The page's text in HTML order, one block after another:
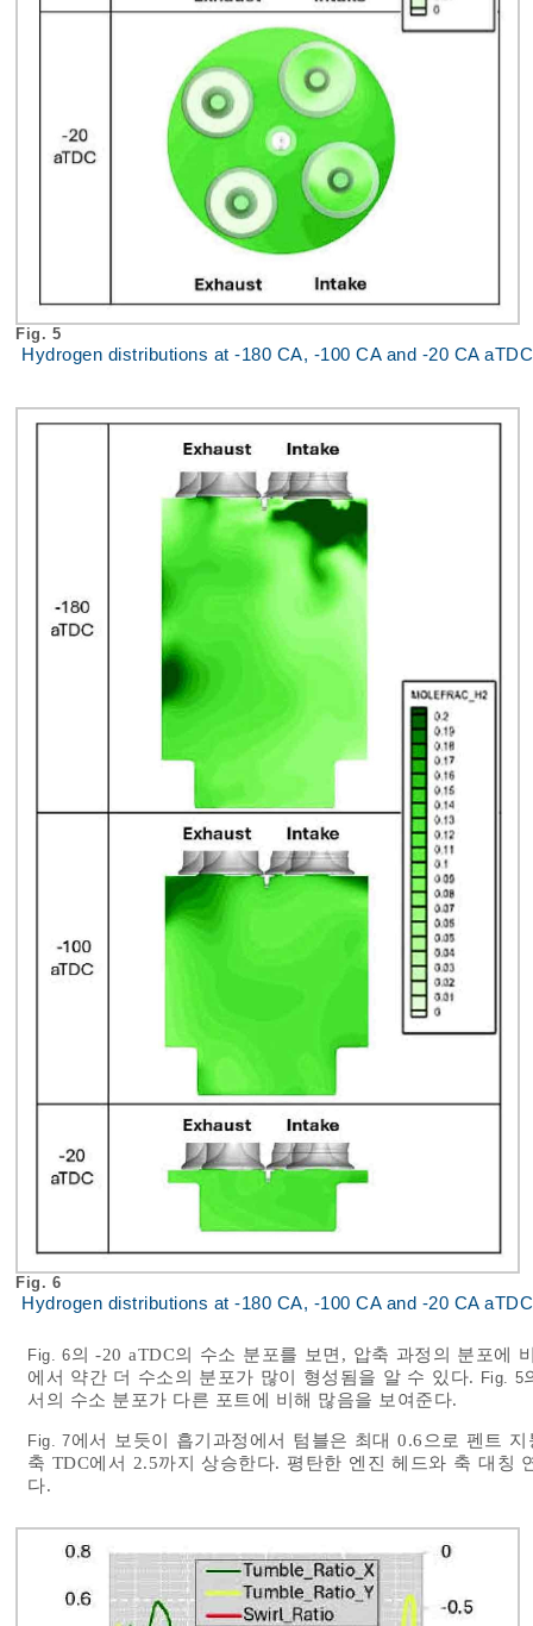
Fig. 5
Hydrogen distributions at -180 CA, -100 CA and -20 CA aTDC
Fig. 6
Hydrogen distributions at -180 CA, -100 CA and -20 CA aTDC
Fig. 6의 -20 aTDC의 수소 분포를 보면, 압축 과정의 분포에
에서 약간 더 수소의 분포가 많이 형성됨을 알 수 있다. Fig. 5
서의 수소 분포가 다른 포트에 비해 많음을 보여준다.
Fig. 7에서 보듯이 흡기과정에서 텀블은 최대 0.6으로 펜트
축 TDC에서 2.5까지 상승한다. 평탄한 엔진 헤드와 축 대칭
다.